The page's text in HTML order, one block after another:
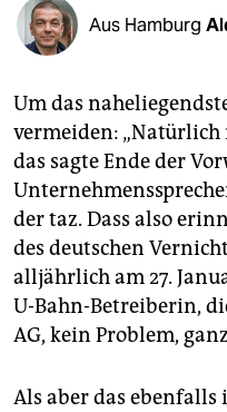
shop
fragen & hilfe
unterstützen
abo
genossenschaft
epaper login
Aus Hamburg
Um das
vermeiden: „Natürlich
das sagte Ende der
der taz. Dass also
des deutschen
alljährlich am 27.
U-Bahn-Betreiberin,
AG, kein Problem,
Als aber das ebenfalls